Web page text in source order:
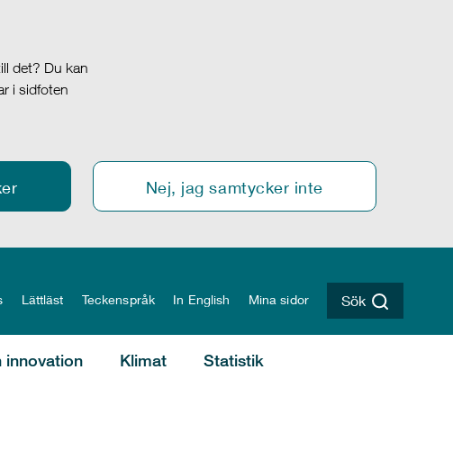
det? Du kan
i sidfoten
Nej, jag samtycker inte
Lättläst Teckenspråk In English Mina sidor Sök
innovation Klimat Statistik